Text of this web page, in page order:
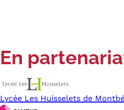
En
Lycée Les Huisselets de